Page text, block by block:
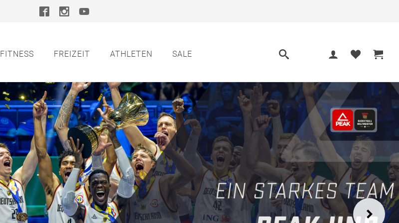
FITNESS FREIZEIT ATHLETEN SALE
Next